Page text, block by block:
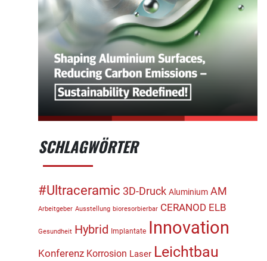
SCHLAGWÖRTER
#Ultraceramic 3D-Druck Aluminium AM
Arbeitgeber Ausstellung bioresorbierbar CERANOD ELB
Gesundheit Hybrid Implantate Innovation
Konferenz Korrosion Laser Leichtbau